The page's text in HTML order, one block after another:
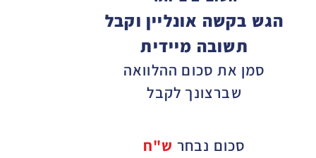
הגש בקשה אונליין וקבל
תשובה מיידית
סמן את סכום ההלוואה
שברצונך לקבל
סכום נבחר ש"ח